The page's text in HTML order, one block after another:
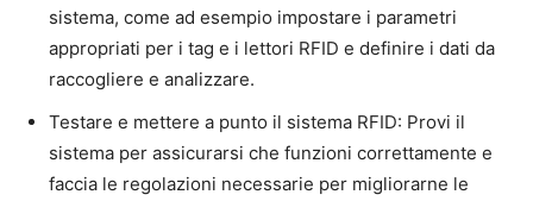
sistema, come ad esempio impostare i parametri
appropriati per i tag e i lettori RFID e definire i dati da
raccogliere e analizzare.
Testare e mettere a punto il sistema RFID: Provi il
sistema per assicurarsi che funzioni correttamente e
faccia le regolazioni necessarie per migliorarne le